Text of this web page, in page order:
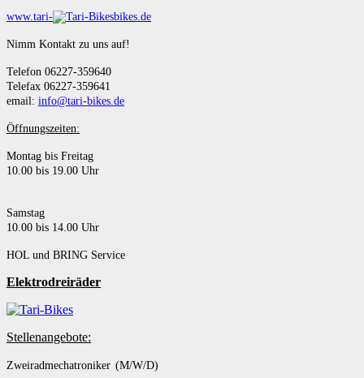
www.tari- bikes.de
Nimm Kontakt zu uns auf!
Telefon 06227-359640
Telefax 06227-359641
email: info@tari-bikes.de
Öffnungszeiten:
Montag bis Freitag
10.00 bis 19.00 Uhr
Samstag
10.00 bis 14.00 Uhr
HOL und BRING Service
Elektrodreiräder
Stellenangebote:
Zweiradmechatroniker (M/W/D)